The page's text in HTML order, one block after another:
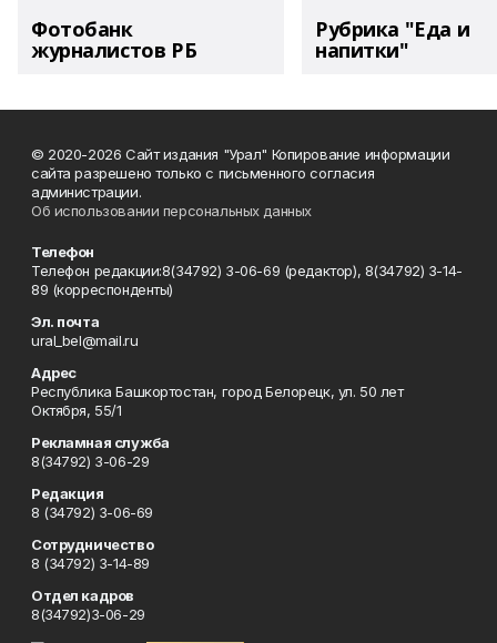
Фотобанк
журналистов РБ
Рубрика "Еда и
напитки"
© 2020-2026 Сайт издания "Урал" Копирование информации
сайта разрешено только с письменного согласия
администрации.
Об использовании персональных данных
Телефон
Телефон редакции:8(34792) 3-06-69 (редактор), 8(34792) 3-14-
89 (корреспонденты)
Эл. почта
ural_bel@mail.ru
Адрес
Республика Башкортостан, город Белорецк, ул. 50 лет
Октября, 55/1
Рекламная служба
8(34792) 3-06-29
Редакция
8 (34792) 3-06-69
Сотрудничество
8 (34792) 3-14-89
Отдел кадров
8(34792)3-06-29